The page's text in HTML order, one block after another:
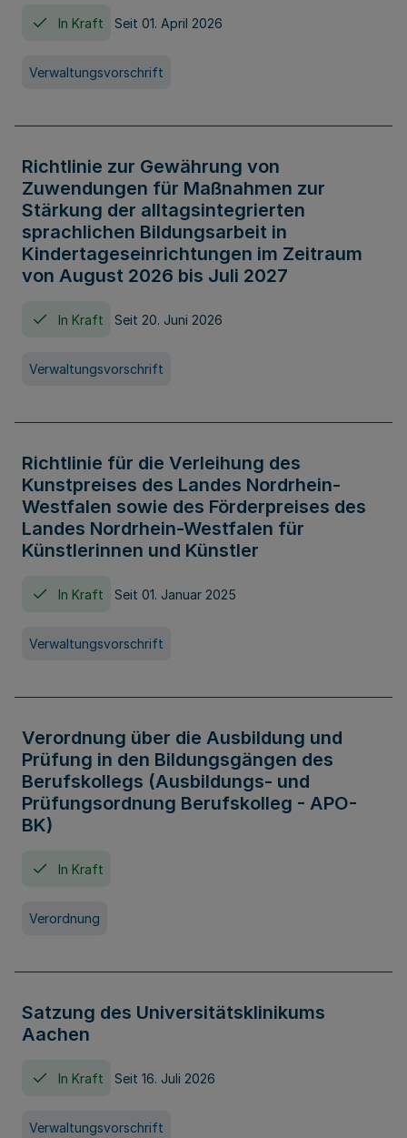
In Kraft Seit 01. April 2026
Verwaltungsvorschrift
Richtlinie zur Gewährung von
Zuwendungen für Maßnahmen zur
Stärkung der alltagsintegrierten
sprachlichen Bildungsarbeit in
Kindertageseinrichtungen im Zeitraum
von August 2026 bis Juli 2027
In Kraft Seit 20. Juni 2026
Verwaltungsvorschrift
Richtlinie für die Verleihung des
Kunstpreises des Landes Nordrhein-
Westfalen sowie des Förderpreises des
Landes Nordrhein-Westfalen für
Künstlerinnen und Künstler
In Kraft Seit 01. Januar 2025
Verwaltungsvorschrift
Verordnung über die Ausbildung und
Prüfung in den Bildungsgängen des
Berufskollegs (Ausbildungs- und
Prüfungsordnung Berufskolleg - APO-
BK)
In Kraft
Verordnung
Satzung des Universitätsklinikums
Aachen
In Kraft Seit 16. Juli 2026
Verwaltungsvorschrift